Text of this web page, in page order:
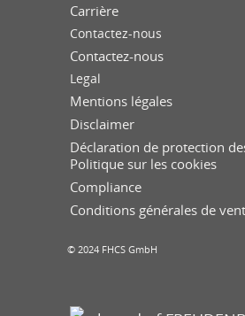
Carrière
Contactez-nous
Contactez-nous
Legal
Mentions légales
Disclaimer
Déclaration de protection
Politique sur les cookies
Compliance
Conditions générales de
© 2024 FHCS GmbH